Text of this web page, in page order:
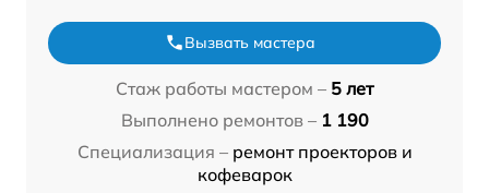
Вызвать мастера
Стаж работы мастером – 5 лет
Выполнено ремонтов – 1 190
Специализация – ремонт проекторов и
кофеварок